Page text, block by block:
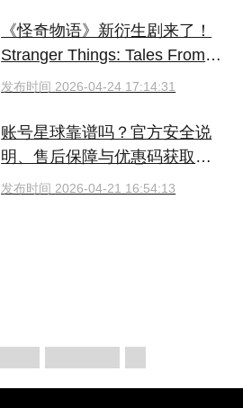
《怪奇物语》新衍生剧来了！
Stranger Things: Tales From
'85 好看吗？附奈飞拼车低价观
发布时间 2026-04-24 17:14:31
账号星球靠谱吗？官方安全说
明、售后保障与优惠码获取指
南（2026）
发布时间 2026-04-21 16:54:13